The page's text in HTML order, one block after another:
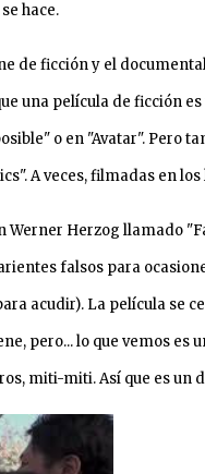
hace.
de ficción y el
una película de ficción
o en "Avatar". Pero
A veces, filmadas en
Herzog llamado
falsos para
acudir). La película se
pero... lo que vemos
miti-miti. Así que es un